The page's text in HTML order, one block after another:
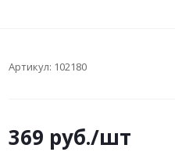
Артикул: 102180
369 руб./шт